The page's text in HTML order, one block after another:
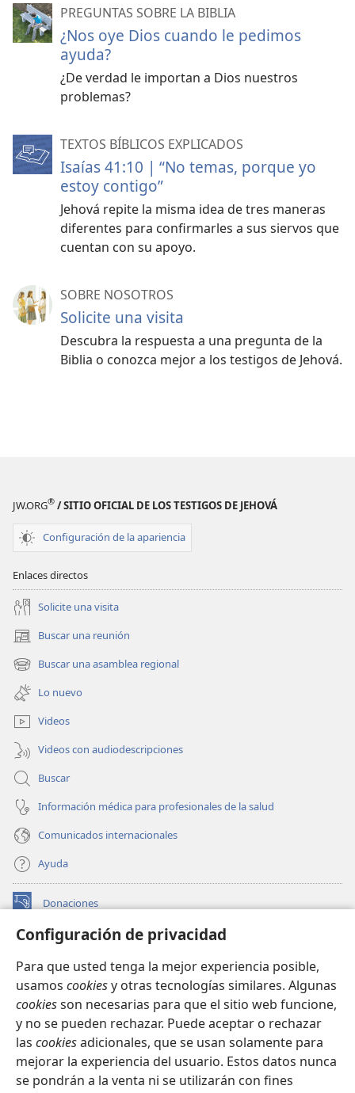
Configuración de privacidad
Para que usted tenga la mejor experiencia posible,
usamos cookiesy otras tecnologías similares. Algunas
cookiesson necesarias para que el sitio web funcione,
y no se pueden rechazar. Puede aceptar o rechazar
las cookiesadicionales, que se usan solamente para
mejorar la experiencia del usuario. Estos datos nunca
se pondrán a la venta ni se utilizarán con fines
PREGUNTAS SOBRE LA BIBLIA
¿Nos oye Dios cuando le pedimos
ayuda?
¿De verdad le importan a Dios nuestros
problemas?
TEXTOS BÍBLICOS EXPLICADOS
Isaías 41:10 | “No temas, porque yo
estoy contigo”
Jehová repite la misma idea de tres maneras
diferentes para confirmarles a sus siervos que
cuentan con su apoyo.
SOBRE NOSOTROS
Solicite una visita
Descubra la respuesta a una pregunta de la
Biblia o conozca mejor a los testigos de Jehová.
JW.ORG® / SITIO OFICIAL DE LOS TESTIGOS DE JEHOVÁ
Configuración de la apariencia
Enlaces directos
Solicite una visita
Buscar una reunión
(abre
una
nueva
ventana)
Buscar una asamblea regional
(abre
una
nueva
ventana)
Lo nuevo
Videos
Videos con audiodescripciones
Buscar
Información médica para profesionales de la salud
Comunicados internacionales
Ayuda
Donaciones
(abre
nueva BIBLIOTECA EN LÍNEA Watchtower™
una
nueva
ventana)
JW Hub
(abre
una
nueva
ventana)
JW Library
Watchtower Library